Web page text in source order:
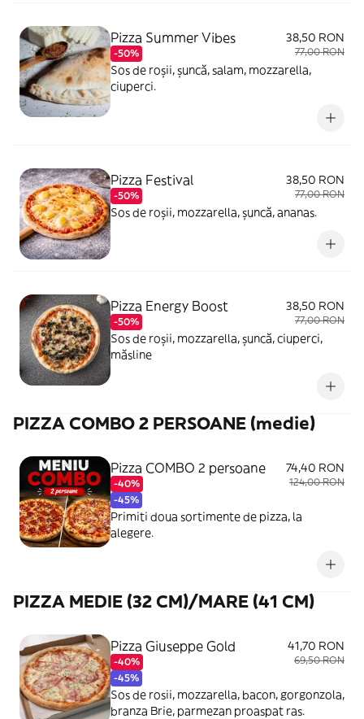
Pizza Summer Vibes
-50%
38,50 RON
77,00 RON
Sos de roșii, șuncă, salam, mozzarella,
ciuperci.
Pizza Festival
-50%
38,50 RON
77,00 RON
Sos de roșii, mozzarella, șuncă, ananas.
Pizza Energy Boost
-50%
38,50 RON
77,00 RON
Sos de roșii, mozzarella, șuncă, ciuperci,
măsline
PIZZA COMBO 2 PERSOANE (medie)
Pizza COMBO 2 persoane
-40%
-45%
74,40 RON
124,00 RON
Primiti doua sortimente de pizza, la
alegere.
PIZZA MEDIE (32 CM)/MARE (41 CM)
Pizza Giuseppe Gold
-40%
-45%
41,70 RON
69,50 RON
Sos de rosii, mozzarella, bacon, gorgonzola,
branza Brie, parmezan proaspat ras.